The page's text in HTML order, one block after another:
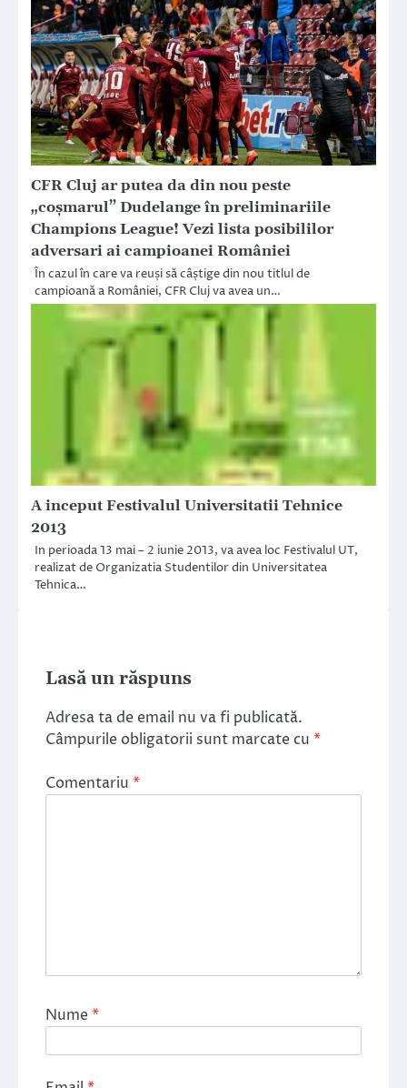
CFR Cluj ar putea da din nou peste
„coșmarul” Dudelange în preliminariile
Champions League! Vezi lista posibililor
adversari ai campioanei României
În cazul în care va reuși să câștige din nou titlul de
campioană a României, CFR Cluj va avea un…
A inceput Festivalul Universitatii Tehnice
2013
In perioada 13 mai – 2 iunie 2013, va avea loc Festivalul UT,
realizat de Organizatia Studentilor din Universitatea
Tehnica…
Lasă un răspuns
Adresa ta de email nu va fi publicată.
Câmpurile obligatorii sunt marcate cu *
Comentariu *
Nume*